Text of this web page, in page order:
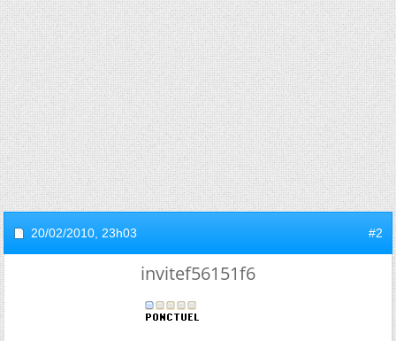
20/02/2010, 23h03 #2
invitef56151f6